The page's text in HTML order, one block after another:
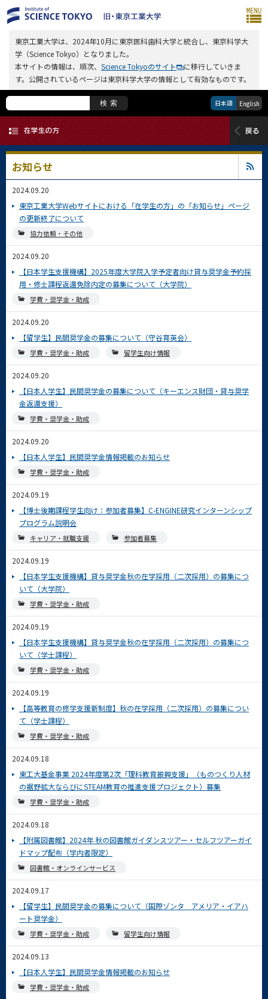
東京工業大学は、2024年10月に東京医科歯科大学と統合し、東京科学大
学（Science Tokyo）となりました。
本サイトの情報は、順次、 Science Tokyoのサイト
に移行していきま
す。公開されているページは東京科学大学の情報として有効なものです。
検索 日本語 English
お知らせ
2024.09.20
協力依頼・その他
東京工業大学Webサイトにおける「在学生の方」の「お知らせ」ページ
の更新終了について
2024.09.20
学費・奨学金・助成
【日本学生支援機構】2025年度大学院入学予定者向け貸与奨学金予約採
用・修士課程返還免除内定の募集について（大学院）
2024.09.20
学費・奨学金・助成 留学生向け情報
【留学生】民間奨学金の募集について（守谷育英会）
2024.09.20
学費・奨学金・助成
【日本人学生】民間奨学金の募集について（キーエンス財団・貸与奨学
金返還支援）
2024.09.20
学費・奨学金・助成
【日本人学生】民間奨学金情報掲載のお知らせ
2024.09.19
キャリア・就職支援 参加者募集
【博士後期課程学生向け：参加者募集】C-ENGINE研究インターンシップ
プログラム説明会
2024.09.19
学費・奨学金・助成
【日本学生支援機構】貸与奨学金秋の在学採用（二次採用）の募集につ
いて（大学院）
2024.09.19
学費・奨学金・助成
【日本学生支援機構】貸与奨学金秋の在学採用（二次採用）の募集につ
いて（学士課程）
2024.09.19
学費・奨学金・助成
【高等教育の修学支援新制度】秋の在学採用（二次採用）の募集につい
て（学士課程）
2024.09.18
学費・奨学金・助成
東工大基金事業 2024年度第2次「理科教育振興支援」（ものつくり人材
の裾野拡大ならびにSTEAM教育の推進支援プロジェクト）募集
2024.09.18
図書館・オンラインサービス
【附属図書館】2024年 秋の図書館ガイダンスツアー・セルフツアーガイ
ドマップ配布（学内者限定）
2024.09.17
学費・奨学金・助成 留学生向け情報
【留学生】民間奨学金の募集について（国際ゾンタ アメリア・イアハ
ート奨学金）
2024.09.13
学費・奨学金・助成
【日本人学生】民間奨学金情報掲載のお知らせ